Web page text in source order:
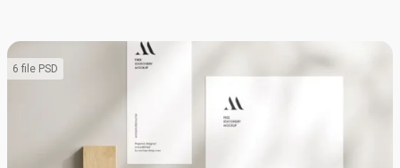
6 file PSD